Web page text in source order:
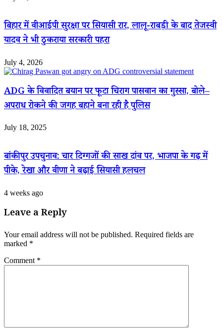
बिहार में वीआईपी सुरक्षा पर सियासी रार, लालू-राबड़ी के बाद तेजस्वी
यादव ने भी ठुकराया सरकारी पहरा
July 4, 2026
ADG के विवादित बयान पर फूटा चिराग पासवान का गुस्सा, बोले–
अपराध रोकने की जगह बहाने बना रही है पुलिस
July 18, 2025
बांकीपुर उपचुनाव: चार दिग्गजों की साख दांव पर, भाजपा के गढ़ में
पीके, रेखा और वीणा ने बढ़ाई सियासी हलचल
4 weeks ago
Leave a Reply
Your email address will not be published. Required fields are
marked *
Comment *